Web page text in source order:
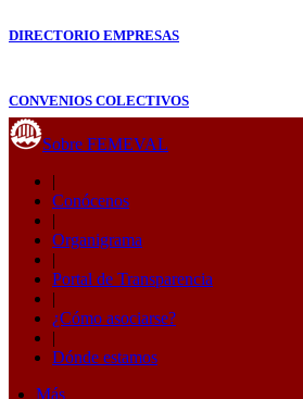
DIRECTORIO EMPRESAS
CONVENIOS COLECTIVOS
Sobre FEMEVAL
|
Conócenos
|
Organigrama
|
Portal de Transparencia
|
¿Cómo asociarse?
|
Dónde estamos
Más